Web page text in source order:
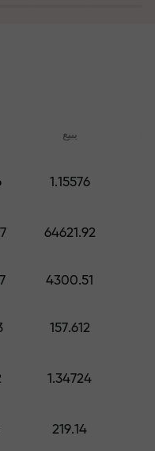
خسائرك
ثلاث
مطبعياً.
يبيع
1.15576
64621.92
4300.51
157.612
1.34724
219.14